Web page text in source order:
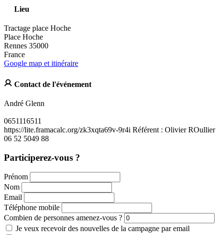
Lieu
Tractage place Hoche
Place Hoche
Rennes 35000
France
Google map et itinéraire
Contact de l'événement
André Glenn
0651116511
https://lite.framacalc.org/zk3xqta69v-9r4i Référent : Olivier ROullier
06 52 5049 88
Participerez-vous ?
Prénom
Nom
Email
Téléphone mobile
Combien de personnes amenez-vous ?
Je veux recevoir des nouvelles de la campagne par email